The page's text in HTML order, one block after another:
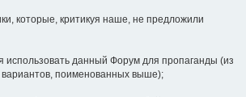
которые, критикуя наше, не предложили
использовать данный Форум для пропаганды (из
поименованных выше);